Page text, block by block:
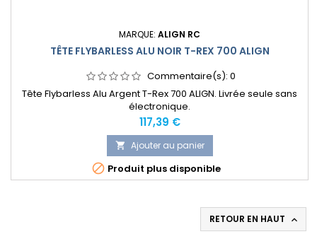
MARQUE: ALIGN RC
TÊTE FLYBARLESS ALU NOIR T-REX 700 ALIGN
Commentaire(s): 0
Tête Flybarless Alu Argent T-Rex 700 ALIGN. Livrée seule sans
électronique.
Prix
117,39 €
 Ajouter au panier
 Produit plus disponible
RETOUR EN HAUT 